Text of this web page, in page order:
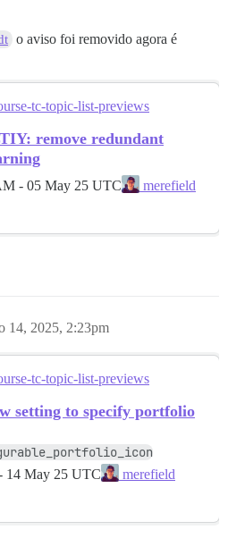
o aviso foi removido agora é
tc-topic-list-previews
remove redundant
- 05 May 25 UTC
merefield
14, 2025, 2:23pm
tc-topic-list-previews
setting to specify portfolio
14 May 25 UTC
merefield